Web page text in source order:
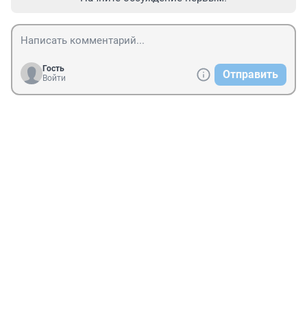
Гость
Войти
Отправить